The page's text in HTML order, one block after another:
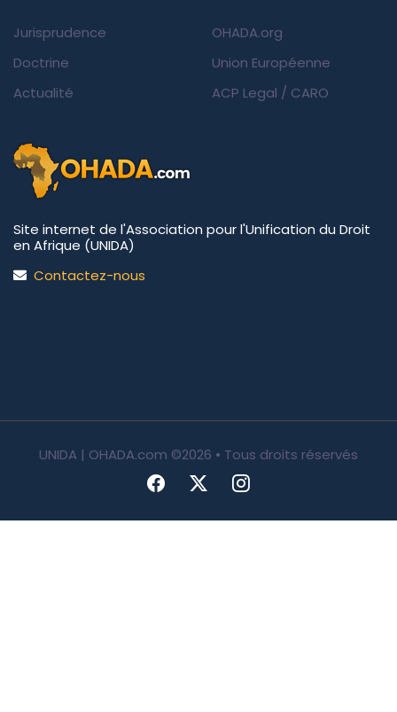
Jurisprudence
Doctrine
Actualité
OHADA.org
Union Européenne
ACP Legal / CARO
Site internet de l'Association pour l'Unification du Droit
en Afrique (UNIDA)
Contactez-nous
UNIDA | OHADA.com ©2026 • Tous droits réservés